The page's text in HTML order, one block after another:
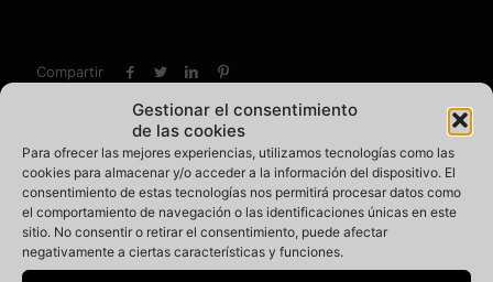
Gestionar el consentimiento
de las cookies
Para ofrecer las mejores experiencias, utilizamos tecnologías como las
cookies para almacenar y/o acceder a la información del dispositivo. El
consentimiento de estas tecnologías nos permitirá procesar datos como
el comportamiento de navegación o las identificaciones únicas en este
sitio. No consentir o retirar el consentimiento, puede afectar
negativamente a ciertas características y funciones.
Compartir
Santatipo
Post Relacionados